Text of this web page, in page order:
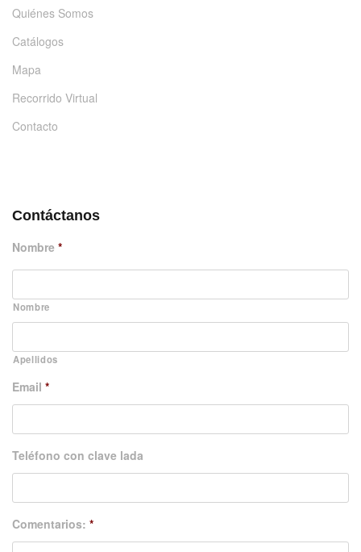
Quiénes Somos
Catálogos
Mapa
Recorrido Virtual
Contacto
Contáctanos
Nombre *
Nombre
Apellidos
Email *
Teléfono con clave lada
Comentarios: *